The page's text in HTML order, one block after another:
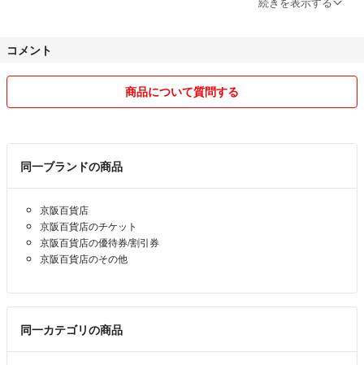
コメント
商品について質問する
同一ブランドの商品
京阪百貨店
京阪百貨店のチケット
京阪百貨店の優待券/割引券
京阪百貨店のその他
同一カテゴリの商品